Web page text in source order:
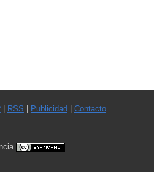
| RSS Publicidad Contacto